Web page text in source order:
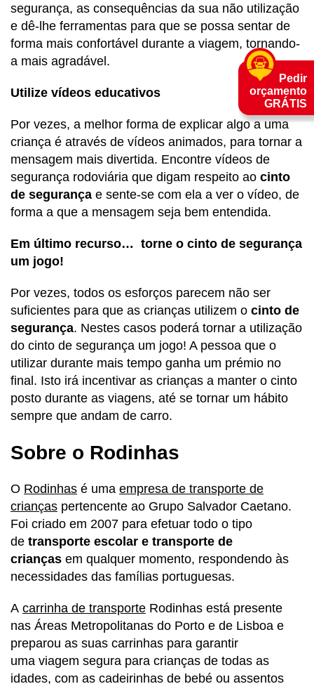
segurança, as consequências da sua não utilização
e dê-lhe ferramentas para que se possa sentar de
forma mais confortável durante a viagem, tornando-
a mais agradável.
Utilize vídeos educativos
Por vezes, a melhor forma de explicar algo a uma
criança é através de vídeos animados, para tornar a
mensagem mais divertida. Encontre vídeos de
segurança rodoviária que digam respeito ao cinto
de segurança e sente-se com ela a ver o vídeo, de
forma a que a mensagem seja bem entendida.
Em último recurso… torne o cinto de segurança
um jogo!
Por vezes, todos os esforços parecem não ser
suficientes para que as crianças utilizem o cinto de
segurança. Nestes casos poderá tornar a utilização
do cinto de segurança um jogo! A pessoa que o
utilizar durante mais tempo ganha um prémio no
final. Isto irá incentivar as crianças a manter o cinto
posto durante as viagens, até se tornar um hábito
sempre que andam de carro.
Sobre o Rodinhas
O Rodinhas é uma empresa de transporte de
crianças pertencente ao Grupo Salvador Caetano.
Foi criado em 2007 para efetuar todo o tipo
de transporte escolar e transporte de
crianças em qualquer momento, respondendo às
necessidades das famílias portuguesas.
A carrinha de transporte Rodinhas está presente
nas Áreas Metropolitanas do Porto e de Lisboa e
preparou as suas carrinhas para garantir
uma viagem segura para crianças de todas as
idades, com as cadeirinhas de bebé ou assentos
Pedir
orçamento
GRÁTIS